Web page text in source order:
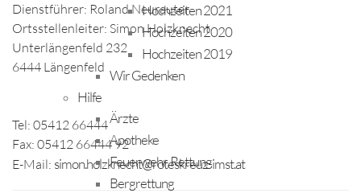
Hochzeiten 2021
Hochzeiten 2020
Hochzeiten 2019
Wir Gedenken
Hilfe
Ärzte
Apotheke
Feuerwehr, Rettung
Bergrettung
Dienstführer: Roland Neurauter
Ortsstellenleiter: Simon Holzknecht
Unterlängenfeld 232
6444 Längenfeld
Tel: 05412 66444
Fax: 05412 66444 92
E-Mail: simon.holzknecht@roteskreuz-imst.at